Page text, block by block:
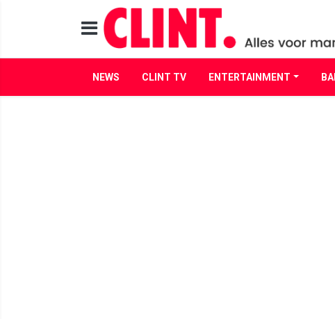
NEWS CLINT TV ENTERTAINMENT